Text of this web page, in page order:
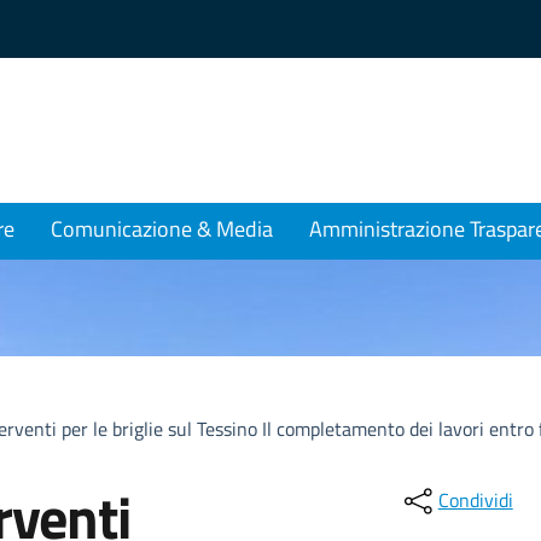
Comunicazione & Media Amministrazione
per le briglie sul Tessino Il completamento dei lavori entro
Condividi